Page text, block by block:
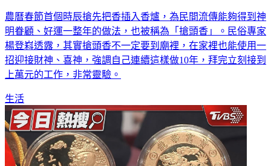
農曆春節首個時辰搶先把香插入香爐，為民間流傳能夠得到神
明眷顧、好運一整年的做法，也被稱為「搶頭香」。民俗專家
楊登嵙透露，其實搶頭香不一定要到廟裡，在家裡也能使用一
招迎接財神、喜神，強調自己連續這樣做10年，拜完立刻接到
上萬元的工作，非常靈驗。
生活